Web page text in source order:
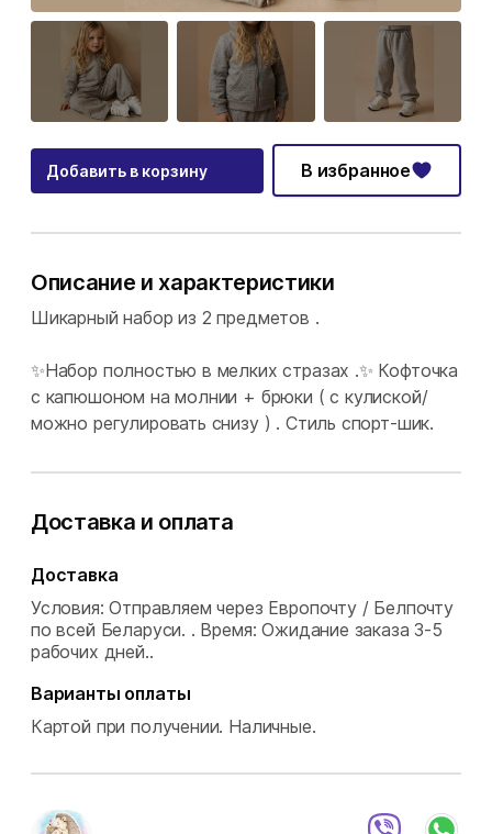
Добавить в корзину В избранное
Описание и характеристики
Шикарный набор из 2 предметов .
✨Набор полностью в мелких стразах .✨ Кофточка
с капюшоном на молнии + брюки ( с кулиской/
можно регулировать снизу ) . Стиль спорт-шик.
Доставка и оплата
Доставка
Условия: Отправляем через Европочту / Белпочту
по всей Беларуси. . Время: Ожидание заказа 3-5
рабочих дней..
Варианты оплаты
Картой при получении. Наличные.